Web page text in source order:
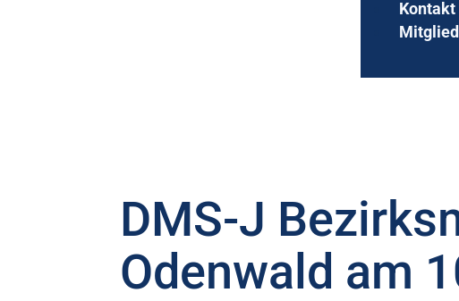
Kontakt
DMS-J
Odenwald am